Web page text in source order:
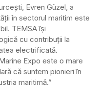
Evren Güzel, a
în sectorul maritim este
TEMSA își
cu contribuții la
electrificată.
Expo este o mare
că suntem pionieri în
maritimă.”